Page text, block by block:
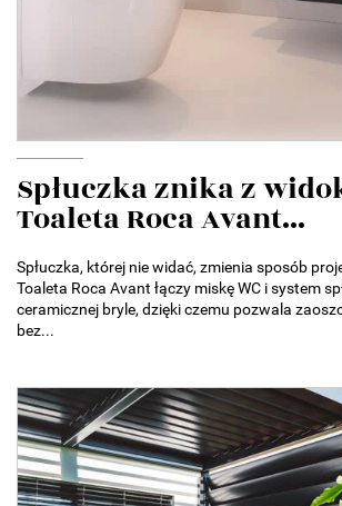
Spłuczka znika z
Toaleta Roca Avant...
Spłuczka, której nie widać, zmienia sposób
Toaleta Roca Avant łączy miskę WC i system
ceramicznej bryle, dzięki czemu pozwala
bez...